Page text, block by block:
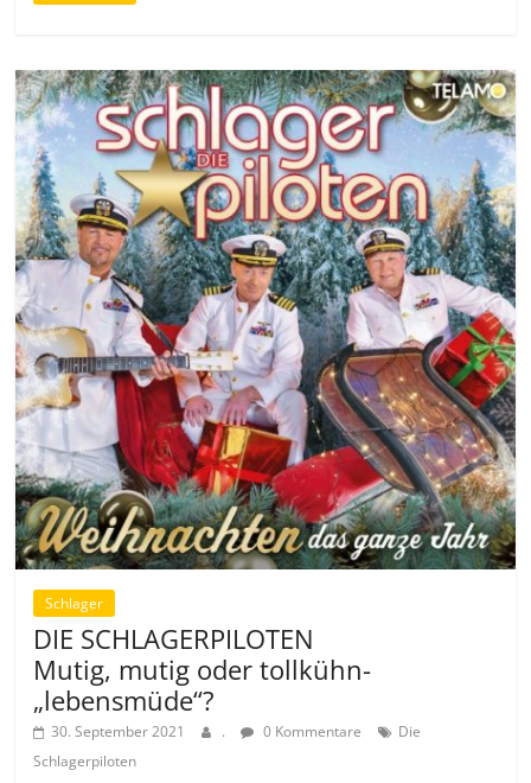
Schlager
DIE SCHLAGERPILOTEN
Mutig, mutig oder tollkühn-
„lebensmüde“?
30. September 2021 . 0 Kommentare
Die
Schlagerpiloten